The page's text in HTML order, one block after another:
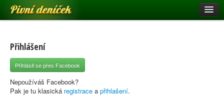
Pivní deníček
Pivní mapa
Pivní značky
Nápověda
Přihlášení
Přihlásit se přes Facebook
Nepoužíváš Facebook?
Pak je tu klasická registrace a přihlašení.